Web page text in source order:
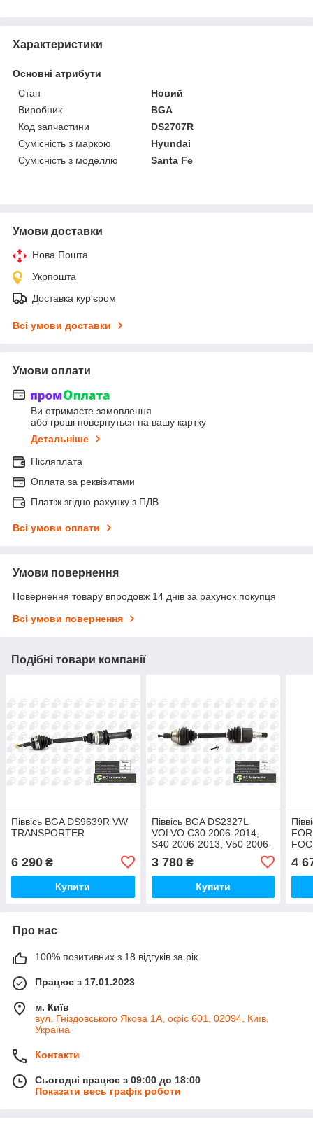
Характеристики
Основні атрибути
Стан
Новий
Виробник
BGA
Код запчастини
DS2707R
Сумісність з маркою
Hyundai
Сумісність з моделлю
Santa Fe
Умови доставки
Нова Пошта
Укрпошта
Доставка кур'єром
Всі умови доставки
Умови оплати
Ви отримаєте замовлення
або гроші повернуться на вашу картку
Детальніше
Післяплата
Оплата за реквізитами
Платіж згідно рахунку з ПДВ
Всі умови оплати
Умови повернення
Повернення товару впродовж 14 днів за рахунок покупця
Всі умови повернення
Подібні товари компанії
Піввісь BGA DS9639R VW
TRANSPORTER
6 290 ₴
Купити
Піввісь BGA DS2327L
VOLVO C30 2006-2014,
S40 2006-2013, V50 2006-
3 780₴
Купити
4
Про нас
100% позитивних з 18 відгуків за рік
Працює з 17.01.2023
м. Київ
вул. Гніздовського Якова 1А, офіс 601, 02094, Київ,
Україна
Контакти
Сьогодні працює з 09:00 до 18:00
Показати весь графік роботи